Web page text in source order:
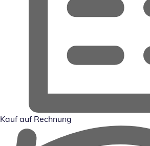
Kauf auf Rechnung